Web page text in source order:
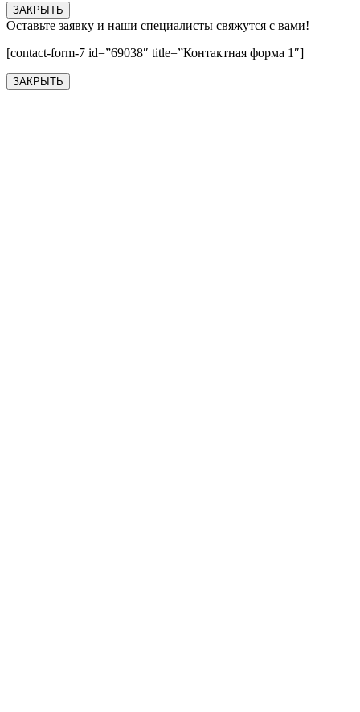
ЗАКРЫТЬ
Оставьте заявку и наши специалисты свяжутся с вами!
[contact-form-7 id=”69038″ title=”Контактная форма 1″]
ЗАКРЫТЬ